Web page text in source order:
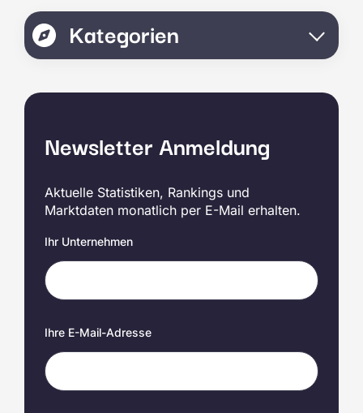
Kategorien
Newsletter Anmeldung
Aktuelle Statistiken, Rankings und
Marktdaten monatlich per E-Mail erhalten.
Ihr Unternehmen
Ihre E-Mail-Adresse